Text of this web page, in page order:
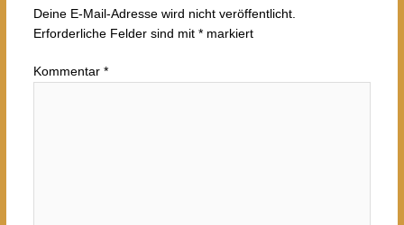
Deine E-Mail-Adresse wird nicht veröffentlicht.
Erforderliche Felder sind mit *markiert
Kommentar *